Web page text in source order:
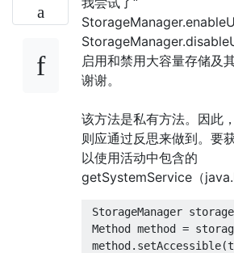
启用和禁用大容量存储及其
谢谢。
该方法是私有方法。因此
则应通过反思来做到。要
以使用活动中包含的
getSystemService（
StorageManager
Method method =